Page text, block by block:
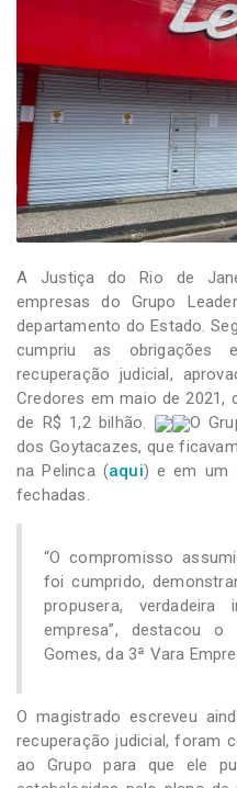
Sistemas
A Justiça do Rio de
empresas do Grupo
departamento do Estado.
cumpriu as obrigações
recuperação judicial,
Credores em maio de 2021,
de R$ 1,2 bilhão.
O
dos Goytacazes, que
na Pelinca (aqui) e em um
fechadas.
“O compromisso
foi cumprido,
propusera, verdadeira
empresa”, destacou
Gomes, da 3ª Vara
O magistrado escreveu
recuperação judicial, foram
ao Grupo para que ele